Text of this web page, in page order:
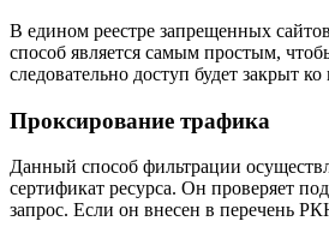
В едином реестре запрещенных
способ является самым простым,
следовательно доступ будет закрыт
Проксирование трафика
Данный способ фильтрации
сертификат ресурса. Он проверяет
запрос. Если он внесен в перечень